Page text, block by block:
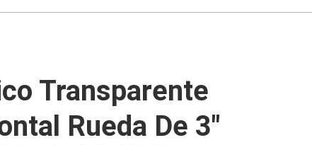
Transparente
Rueda De 3″